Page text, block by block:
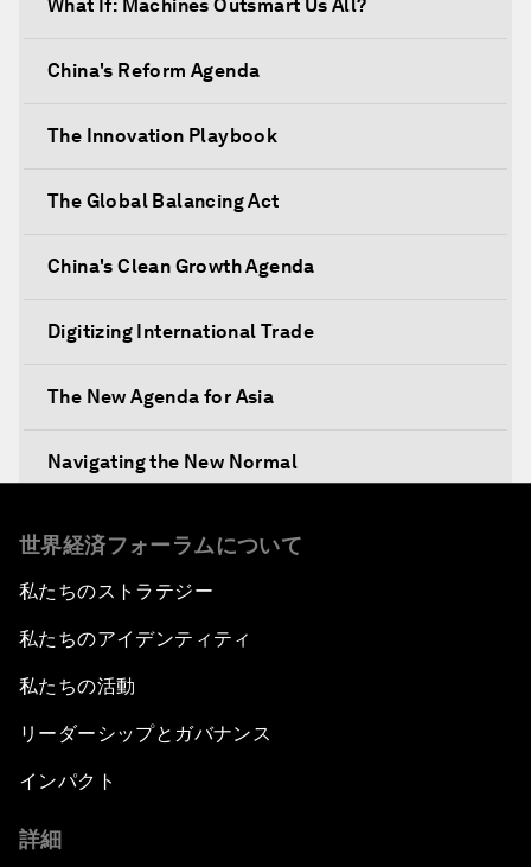
What If: Machines Outsmart Us All?
China's Reform Agenda
The Innovation Playbook
The Global Balancing Act
China's Clean Growth Agenda
Digitizing International Trade
The New Agenda for Asia
Navigating the New Normal
Cooperation
The Modern Silk Road
Future-Proofing the Internet Economy
世界経済フォーラムについて
私たちのストラテジー
私たちのアイデンティティ
私たちの活動
リーダーシップとガバナンス
インパクト
詳細